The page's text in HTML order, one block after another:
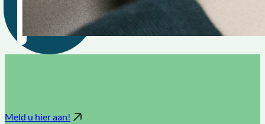
Meld u hier aan!